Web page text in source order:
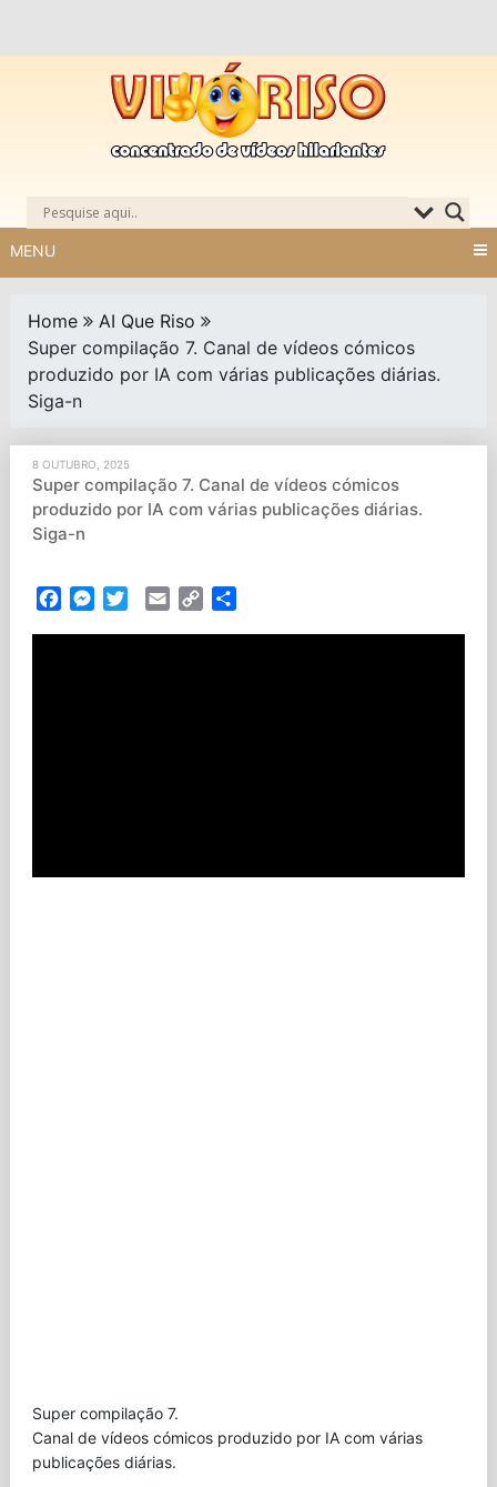
MENU
Home
AI Que Riso
Super compilação 7. Canal de vídeos cómicos
produzido por IA com várias publicações diárias.
Siga-n
8 OUTUBRO, 2025
Super compilação 7. Canal de vídeos cómicos
produzido por IA com várias publicações diárias.
Siga-n
FacebookMessenger
TwitterEmail Copy
Super compilação 7.
Canal de vídeos cómicos produzido por IA com várias
publicações diárias.